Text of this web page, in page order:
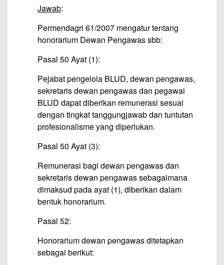
Jawab:
Permendagri 61/2007 mengatur tentang
honorarium Dewan Pengawas sbb:
Pasal 50 Ayat (1):
Pejabat pengelola BLUD, dewan pengawas,
sekretaris dewan pengawas dan pegawai
BLUD dapat diberikan remunerasi sesuai
dengan tingkat tanggungjawab dan tuntutan
profesionalisme yang diperlukan.
Pasal 50 Ayat (3):
Remunerasi bagi dewan pengawas dan
sekretaris dewan pengawas sebagaimana
dimaksud pada ayat (1), diberikan dalam
bentuk honorarium.
Pasal 52:
Honorarium dewan pengawas ditetapkan
sebagai berikut: